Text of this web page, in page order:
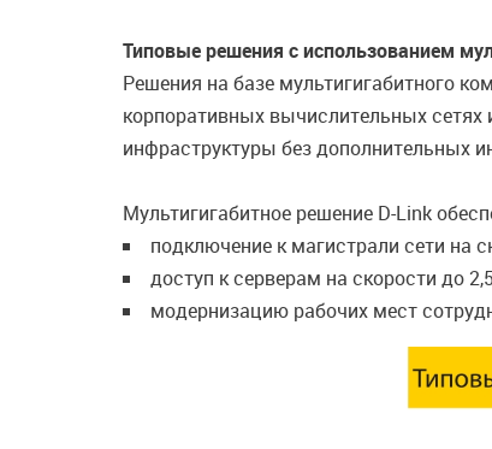
Типовые решения с использованием
Решения на базе мультигигабитного
корпоративных вычислительных сетях
инфраструктуры без дополнительных
Мультигигабитное решение D-Link
подключение к магистрали сети на
доступ к серверам на скорости до
модернизацию рабочих мест